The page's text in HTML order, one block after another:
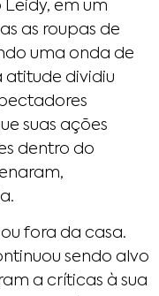
em um
as roupas de
uma onda de
atitude dividiu
suas ações
dentro do
fora da casa.
sendo alvo
a críticas à sua